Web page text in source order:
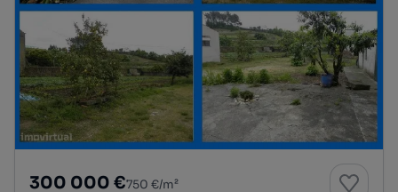
300 000 €750 €/m²